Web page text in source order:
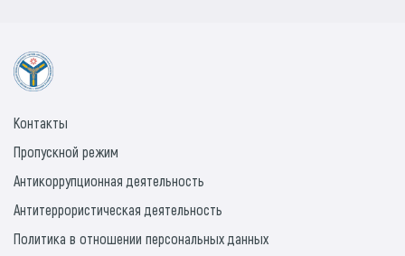
Контакты
Пропускной режим
Антикоррупционная деятельность
Антитеррористическая деятельность
Политика в отношении персональных данных